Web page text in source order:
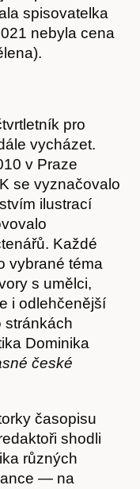
spisovatelka
nebyla cena
pro
vycházet.
v Praze
se vyznačovalo
ilustrací
Každé
vybrané téma
s umělci,
i odlehčenější
stránkách
Dominika
české
časopisu
shodli
různých
— na